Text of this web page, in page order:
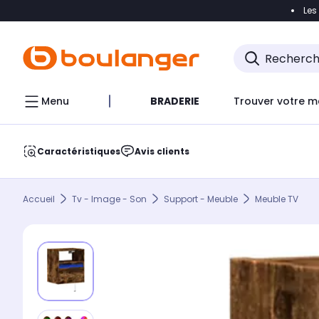
Accéder
Menu BRADERIE Trouver votre
Caractéristiques Avis clients
Accueil Tv - Image - Son Support - Meuble Meuble TV